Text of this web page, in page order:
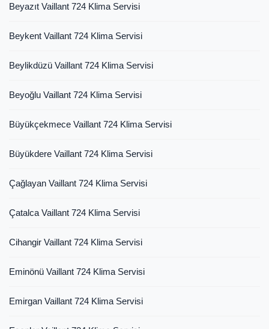
Beyazıt Vaillant 724 Klima Servisi
Beykent Vaillant 724 Klima Servisi
Beylikdüzü Vaillant 724 Klima Servisi
Beyoğlu Vaillant 724 Klima Servisi
Büyükçekmece Vaillant 724 Klima Servisi
Büyükdere Vaillant 724 Klima Servisi
Çağlayan Vaillant 724 Klima Servisi
Çatalca Vaillant 724 Klima Servisi
Cihangir Vaillant 724 Klima Servisi
Eminönü Vaillant 724 Klima Servisi
Emirgan Vaillant 724 Klima Servisi